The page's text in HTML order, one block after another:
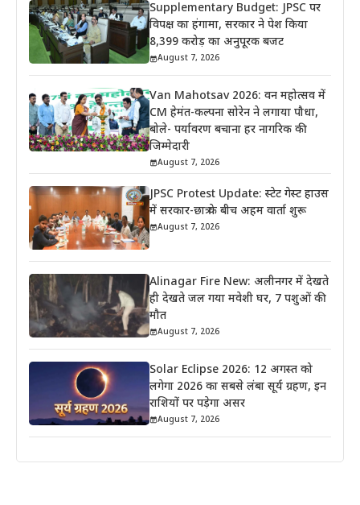
Supplementary Budget: JPSC पर
विपक्ष का हंगामा, सरकार ने पेश किया
8,399 करोड़ का अनुपूरक बजट
August 7, 2026
Van Mahotsav 2026: वन महोत्सव में
CM हेमंत-कल्पना सोरेन ने लगाया पौधा,
बोले- पर्यावरण बचाना हर नागरिक की
जिम्मेदारी
August 7, 2026
JPSC Protest Update: स्टेट गेस्ट हाउस
में सरकार-छात्र के बीच अहम वार्ता शुरू
August 7, 2026
Alinagar Fire New: अलीनगर में देखते
ही देखते जल गया मवेशी घर, 7 पशुओं की
मौत
August 7, 2026
Solar Eclipse 2026: 12 अगस्त को
लगेगा 2026 का सबसे लंबा सूर्य ग्रहण, इन
राशियों पर पड़ेगा असर
August 7, 2026